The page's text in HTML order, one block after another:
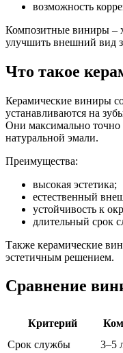
возможность
Композитные виниры –
улучшить внешний вид
Что такое
Керамические виниры
устанавливаются на
Они максимально точно
натуральной эмали.
Преимущества:
высокая эстетика;
естественный
устойчивость к
длительный срок
Также керамические
эстетичным решением.
Сравнение
Критерий
Срок службы
3–5